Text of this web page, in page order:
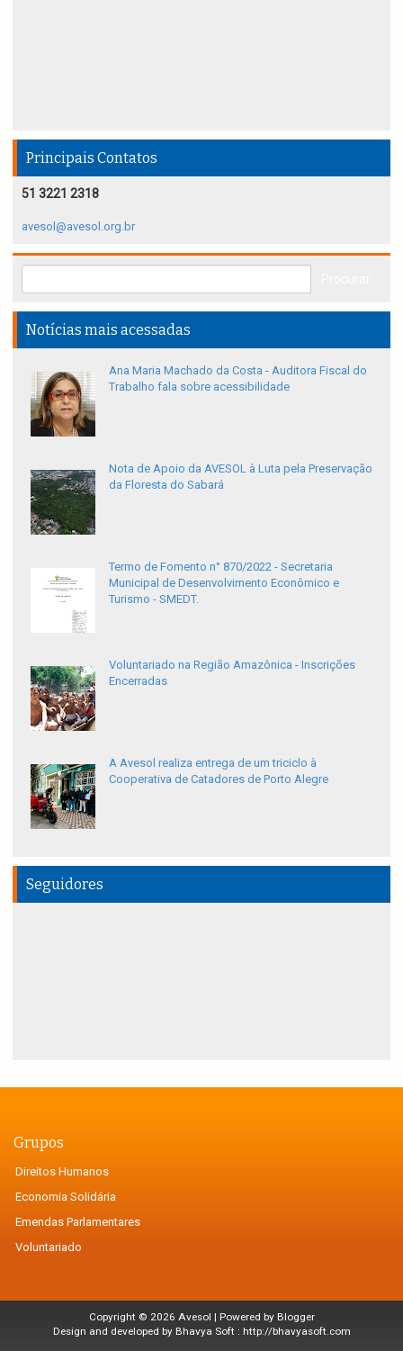
Principais Contatos
51 3221 2318
avesol@avesol.org.br
Notícias mais acessadas
Ana Maria Machado da Costa - Auditora Fiscal do
Trabalho fala sobre acessibilidade
Nota de Apoio da AVESOL à Luta pela Preservação
da Floresta do Sabará
Termo de Fomento n° 870/2022 - Secretaria
Municipal de Desenvolvimento Econômico e
Turismo - SMEDT.
Voluntariado na Região Amazônica - Inscrições
Encerradas
A Avesol realiza entrega de um triciclo à
Cooperativa de Catadores de Porto Alegre
Seguidores
Grupos
Direitos Humanos
Economia Solidária
Emendas Parlamentares
Voluntariado
Copyright © 2026 Avesol | Powered by Blogger
Design and developed by Bhavya Soft : http://bhavyasoft.com